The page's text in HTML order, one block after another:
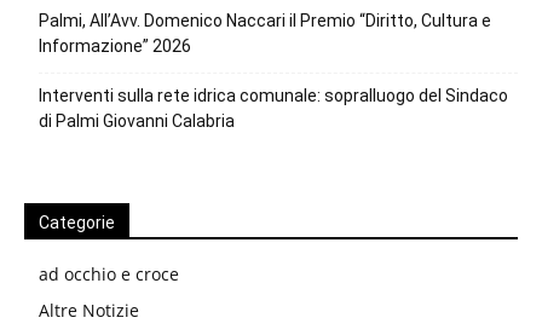
Palmi, All’Avv. Domenico Naccari il Premio “Diritto, Cultura e
Informazione” 2026
Interventi sulla rete idrica comunale: sopralluogo del Sindaco
di Palmi Giovanni Calabria
Categorie
ad occhio e croce
Altre Notizie